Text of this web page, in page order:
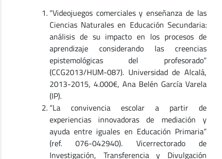
“Videojuegos comerciales y enseñanza de las
Ciencias Naturales en Educación Secundaria:
análisis de su impacto en los procesos de
aprendizaje considerando las creencias
epistemológicas del profesorado”
(CCG2013/HUM-087). Universidad de Alcalá,
2013-2015, 4.000€, Ana Belén García Varela
(IP).
“La convivencia escolar a partir de
experiencias innovadoras de mediación y
ayuda entre iguales en Educación Primaria”
(ref. 076-042940). Vicerrectorado de
Investigación, Transferencia y Divulgación